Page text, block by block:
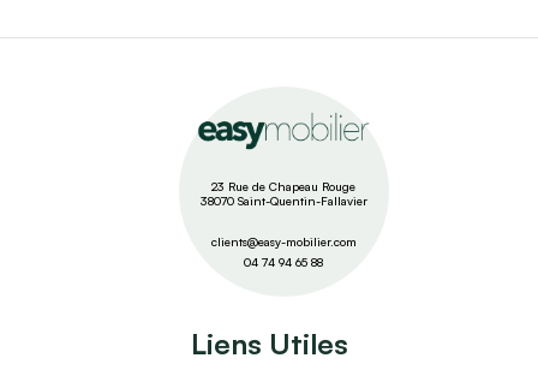
23 Rue de Chapeau Rouge
38070 Saint-Quentin-Fallavier
clients@easy-mobilier.com
04 74 94 65 88
Liens Utiles